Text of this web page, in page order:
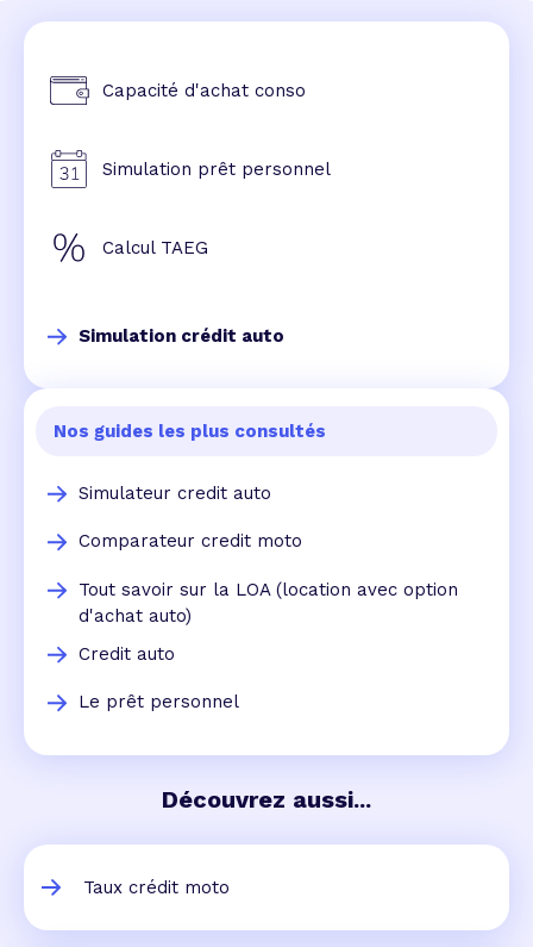
Capacité d'achat conso
Simulation prêt personnel
Calcul TAEG
Simulation crédit auto
Nos guides les plus consultés
Simulateur credit auto
Comparateur credit moto
Tout savoir sur la LOA (location avec option
d'achat auto)
Credit auto
Le prêt personnel
Découvrez aussi...
Taux crédit moto